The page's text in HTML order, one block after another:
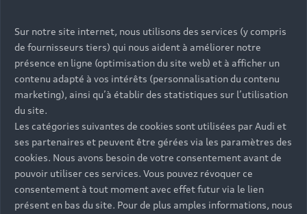
Sur notre site internet, nous utilisons des services (y compris
de fournisseurs tiers) qui nous aident à améliorer notre
présence en ligne (optimisation du site web) et à afficher un
contenu adapté à vos intérêts (personnalisation du contenu
marketing), ainsi qu’à établir des statistiques sur l’utilisation
du site.
Les catégories suivantes de cookies sont utilisées par Audi et
ses partenaires et peuvent être gérées via les paramètres des
cookies. Nous avons besoin de votre consentement avant de
pouvoir utiliser ces services. Vous pouvez révoquer ce
consentement à tout moment avec effet futur via le lien
présent en bas du site. Pour de plus amples informations, nous